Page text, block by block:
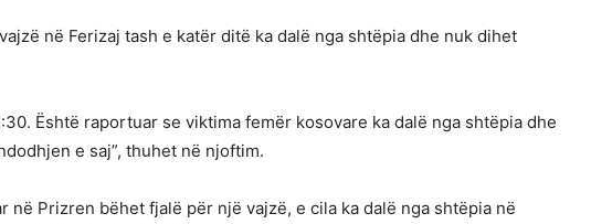
në Ferizaj tash e katër ditë ka dalë nga shtëpia dhe nuk dihet
Është raportuar se viktima femër kosovare ka dalë nga shtëpia dhe
e saj”, thuhet në njoftim.
në Prizren bëhet fjalë për një vajzë, e cila ka dalë nga shtëpia në